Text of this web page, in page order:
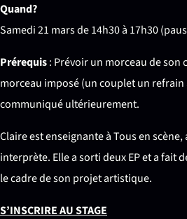
Quand?
Samedi 21 mars de 14h30 à 17h30
Prérequis: Prévoir un morceau de son
morceau imposé (un couplet un
communiqué ultérieurement.
Claire est enseignante à Tous en
interprète. Elle a sorti deux EP et a fait
le cadre de son projet artistique.
S’INSCRIRE AU STAGE